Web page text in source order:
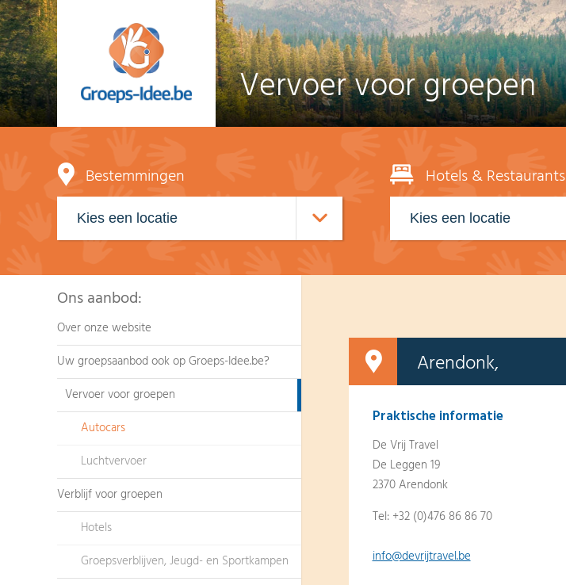
Vervoer voor groepen
Bestemmingen Hotels & Restaurants
Ons aanbod:
Over onze website
Uw groepsaanbod ook op Groeps-Idee.be?
Vervoer voor groepen
Autocars
Luchtvervoer
Verblijf voor groepen
Hotels
Groepsverblijven, Jeugd- en Sportkampen
Arendonk,
Praktische informatie
De Vrij Travel
De Leggen 19
2370 Arendonk
Tel: +32 (0)476 86 86 70
info@devrijtravel.be